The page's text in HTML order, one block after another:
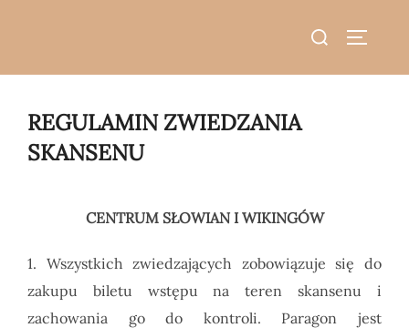
Search
REGULAMIN ZWIEDZANIA
SKANSENU
CENTRUM SŁOWIAN I WIKINGÓW
1. Wszystkich zwiedzających zobowiązuje się do
zakupu biletu wstępu na teren skansenu i
zachowania go do kontroli. Paragon jest